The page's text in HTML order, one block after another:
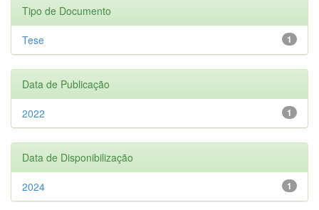
Tipo de Documento
1
Tese
Data de Publicação
1
2022
Data de Disponibilização
1
2024